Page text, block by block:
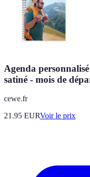
Agenda
satiné - mois de
cewe.fr
21.95 EURVoir le prix